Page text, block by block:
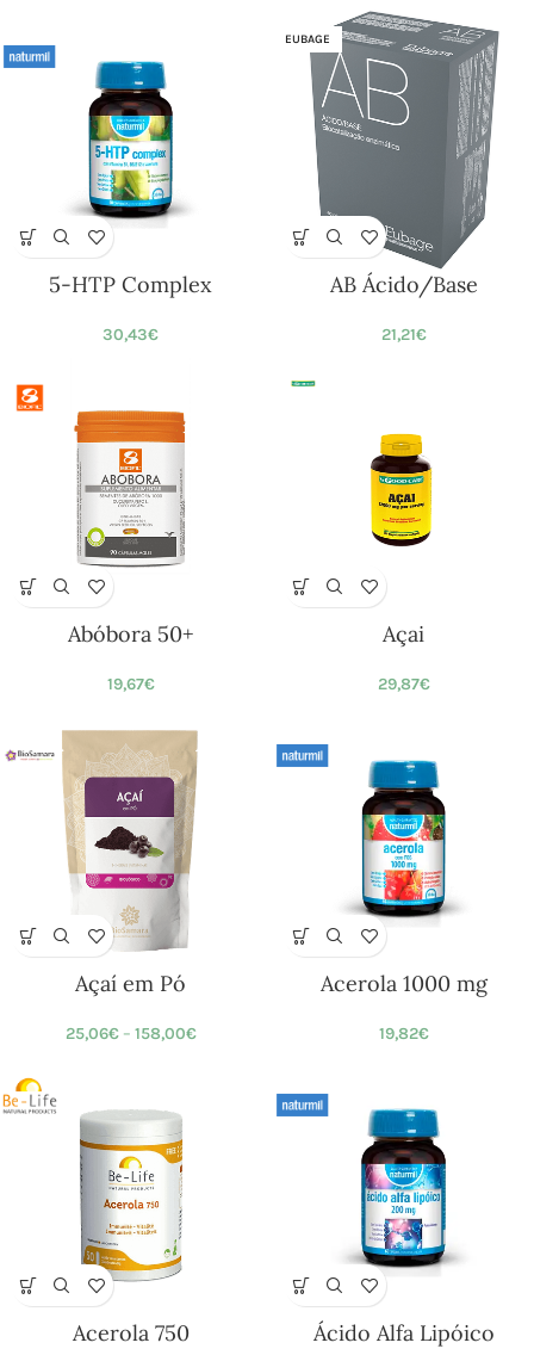
5-HTP Complex
30,43€
EUBAGE
AB Ácido/Base
21,21€
Abóbora 50+
19,67€
Açai
29,87€
Açaí em Pó
25,06€ – 158,00€
Acerola 1000 mg
19,82€
Acerola 750 Ácido Alfa Lipóico